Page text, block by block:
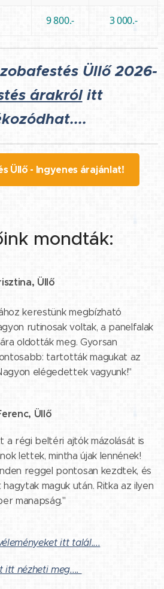
9 800.- 3 000.-
Üllő 2026-
árakrólitt
Üllő - Ingyenes árajánlat!
mondták:
Üllő
kerestünk megbízható
rutinosak voltak, a panelfalak
oldották meg. Gyorsan
tartották magukat az
elégedettek vagyunk!"
Üllő
a régi beltéri ajtók mázolását is
lettek, mintha újak lennének!
reggel pontosan kezdtek, és
maguk után. Ritka az ilyen
manapság."
itt talál....
itt nézheti meg....